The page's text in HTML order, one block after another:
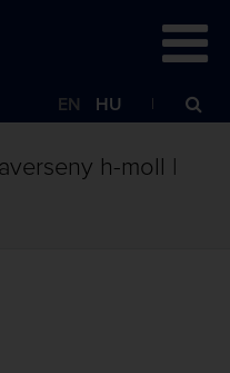
EN HU
h-moll |